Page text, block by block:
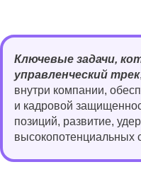
Ключевые задачи,
управленческий трек
внутри компании,
и кадровой
позиций, развитие,
высокопотенциальных